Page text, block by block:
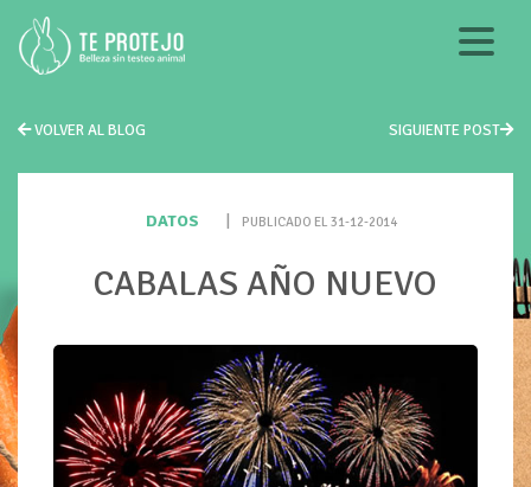
VOLVER AL BLOG SIGUIENTE POST
DATOS PUBLICADO EL 31-12-2014
CABALAS AÑO NUEVO